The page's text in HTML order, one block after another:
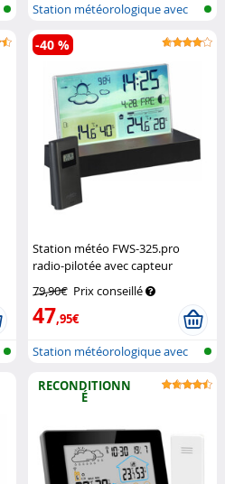
Station météorologique avec
écran c...
Station météo FWS-325.pro
radio-pilotée avec capteur
Infactory
79,90€ Prix conseillé
47,95€
-40 %
Station météorologique avec
RECONDITIONN
É